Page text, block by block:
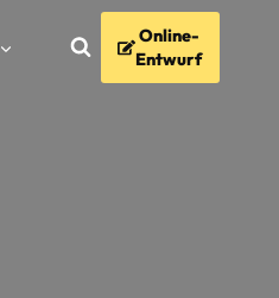
Online-
Entwurf